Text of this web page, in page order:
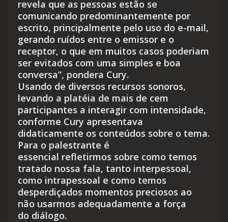
revela que as pessoas estão se
comunicando predominantemente por
escrito, principalmente pelo uso do e-mail,
gerando ruídos entre o emissor e o
receptor, o que em muitos casos poderiam
ser evitados com uma simples e boa
conversa”, pondera Cury.
Usando de diversos recursos sonoros,
levando a platéia de mais de cem
participantes a interagir com intensidade,
conforme Cury apresentava
didaticamente os conteúdos sobre o tema.
Para o palestrante é
essencial refletirmos sobre como temos
tratado nossa fala, tanto interpessoal,
como intrapessoal e como temos
desperdiçados momentos preciosos ao
não usarmos adequadamente a força
do diálogo.